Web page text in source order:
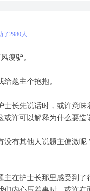
了2980人
瘦驴。
题主个抱抱。
士长先说话时，或许意
许可以解释为什么要造
没有其他人说题主偏激
主在护士长那里感受到